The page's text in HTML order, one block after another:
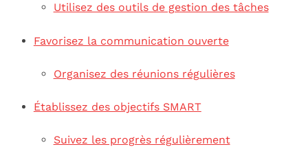
Utilisez des outils de gestion des tâches
Favorisez la communication ouverte
Organisez des réunions régulières
Établissez des objectifs SMART
Suivez les progrès régulièrement